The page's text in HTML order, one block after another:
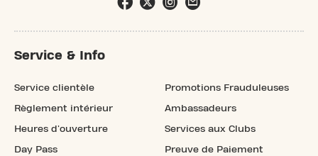
Service & Info
Service clientèle
Règlement intérieur
Heures d'ouverture
Day Pass
Promotions Frauduleuses
Ambassadeurs
Services aux Clubs
Preuve de Paiement